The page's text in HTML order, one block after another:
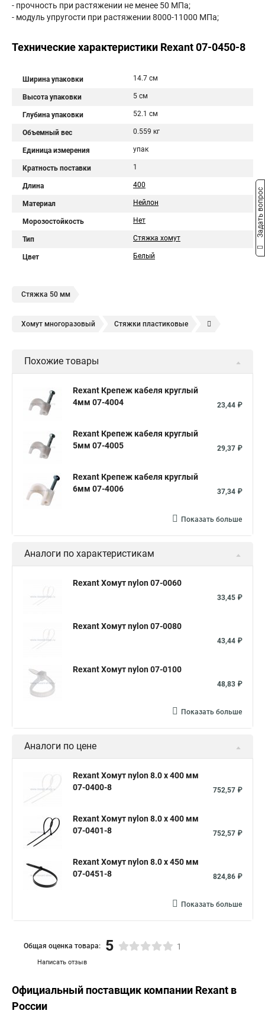
- прочность при растяжении не менее 50 МПа;
- модуль упругости при растяжении 8000-11000 МПа;
Технические характеристики Rexant 07-0450-8
Ширина упаковки 14.7 см
Высота упаковки 5 см
Глубина упаковки 52.1 см
Объемный вес 0.559 кг
Единица измерения упак
Кратность поставки 1
Длина 400
Материал Нейлон
Морозостойкость Нет
Тип Стяжка хомут
Цвет Белый
Стяжка 50 мм
Хомут многоразовый Стяжки пластиковые
Нейлон кабельные стяжки
Хомут кабельный нейлоновый
Стяжки пластиковые размеры
Хомут кабельный
Крепление кабель канала
Хомуты обжимные металлические
Хомут нейлоновый
Хомут силовой Стяжка кабельная ксс
Хомуты для крепления кабеля
Стяжка кабельная металлическая
Подвес крепления кабеля Хомуты нейлоновые белые
Производство хомутов
Хомут стяжка нейлоновая
Хомуты пластиковые размеры
Кабельный зажим для кабелей Хомут нержавеющий
Стяжка 10 мм Стяжки 250 мм
Похожие товары
Rexant Крепеж кабеля круглый
4мм 07-4004
23,44 ₽
Rexant Крепеж кабеля круглый
5мм 07-4005
29,37 ₽
Rexant Крепеж кабеля круглый
6мм 07-4006
37,34 ₽
Показать больше
Аналоги по характеристикам
Rexant Хомут nylon 07-0060
33,45 ₽
Rexant Хомут nylon 07-0080
43,44 ₽
Rexant Хомут nylon 07-0100
48,83 ₽
Показать больше
Аналоги по цене
Rexant Хомут nylon 8.0 х 400 мм
07-0400-8
752,57 ₽
Rexant Хомут nylon 8.0 х 400 мм
07-0401-8
752,57 ₽
Rexant Хомут nylon 8.0 х 450 мм
07-0451-8
824,86 ₽
Показать больше
Написать отзыв
Общая оценка товара: 5 1
Официальный поставщик компании Rexant в
России
Задать вопрос